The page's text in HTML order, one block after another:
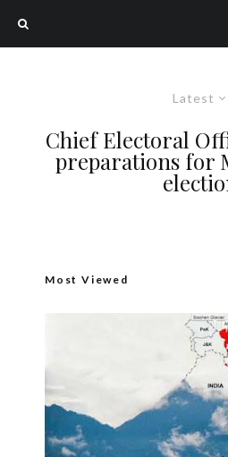
Latest
Chief Electoral
preparations for
Most Viewed